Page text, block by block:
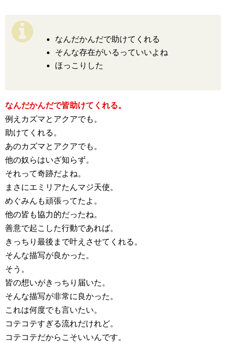
なんだかんだで助けてくれる
そんな存在がいるっていいよね
ほっこりした
なんだかんだで皆助けてくれる。
例えカズマとアクアでも。
助けてくれる。
あのカズマとアクアでも。
他の奴らはいざ知らず。
それって奇跡だよね。
まさにエミリアたんマジ天使。
めぐみんも頑張ってたよ。
他の皆も協力的だったね。
善意で起こした行動であれば。
きっちり最後まで叶えさせてくれる。
そんな描写が良かった。
そう。
皆の想いがきっちり届いた。
そんな描写が非常に良かった。
これは何度でも言いたい。
コテコテすぎる流れだけれど。
コテコテだからこそいいんです。